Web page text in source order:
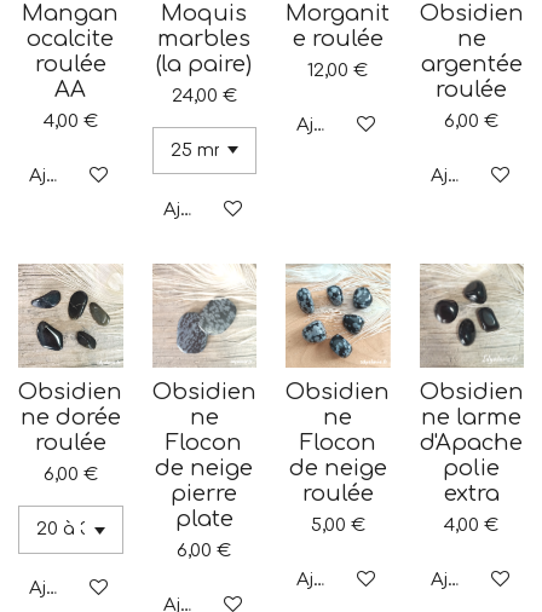
Mangan
ocalcite
roulée
AA
4,00 €
Ajouter au panier
Moquis
marbles
(la paire)
24,00 €
Ajouter au panier
Morganit
e roulée
12,00 €
Ajouter au panier
Obsidien
ne
argentée
roulée
6,00 €
Ajouter au
Obsidien
ne dorée
roulée
6,00 €
Ajouter au panier
Obsidien
ne
Flocon
de neige
pierre
plate
6,00 €
Ajouter au panier
Obsidien
ne
Flocon
de neige
roulée
5,00 €
Ajouter au panier
Obsidien
ne larme
d'Apache
polie
extra
4,00 €
Ajouter au